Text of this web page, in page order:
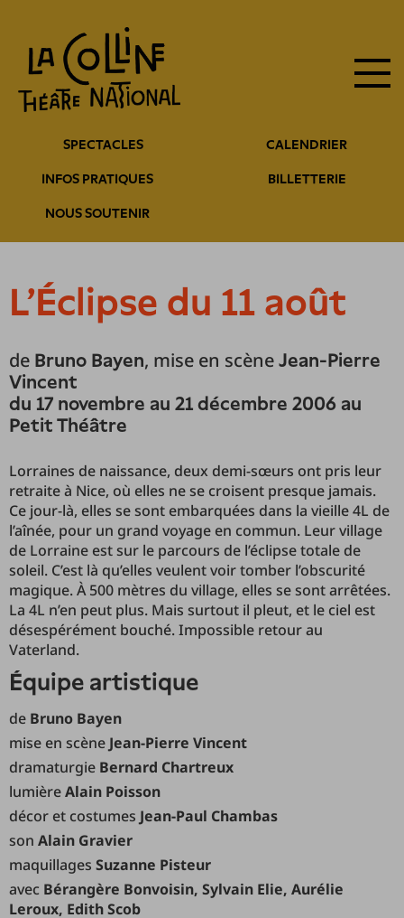
contenu
principal
entête
SPECTACLES CALENDRIER
INFOS PRATIQUES BILLETTERIE
NOUS SOUTENIR
principale
L'Éclipse du 11 août
de Bruno Bayen, mise en scène Jean-Pierre
Vincent
du 17 novembre au 21 décembre 2006 au
Petit Théâtre
Lorraines de naissance, deux demi-sœurs ont pris leur
retraite à Nice, où elles ne se croisent presque jamais.
Ce jour-là, elles se sont embarquées dans la vieille 4L de
l’aînée, pour un grand voyage en commun. Leur village
de Lorraine est sur le parcours de l’éclipse totale de
soleil. C’est là qu’elles veulent voir tomber l’obscurité
magique. À 500 mètres du village, elles se sont arrêtées.
La 4L n’en peut plus. Mais surtout il pleut, et le ciel est
désespérément bouché. Impossible retour au
Vaterland.
équipe artistique
de Bruno Bayen
mise en scène Jean-Pierre Vincent
dramaturgie Bernard Chartreux
lumièreAlain Poisson
décor et costumes Jean-Paul Chambas
son Alain Gravier
maquillages Suzanne Pisteur
avec Bérangère Bonvoisin, Sylvain Elie, Aurélie
Leroux, Edith Scob